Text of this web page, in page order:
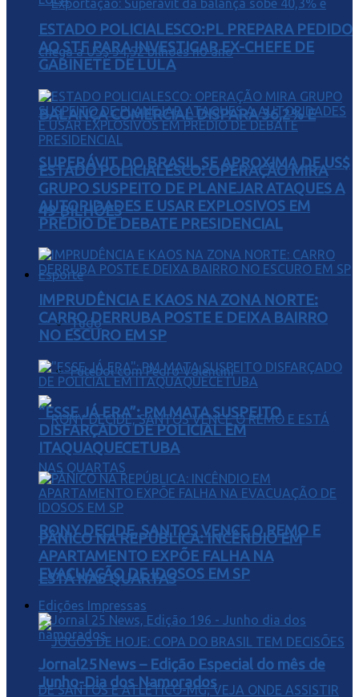
BALANÇA COMERCIAL DISPARA 36,2% E
SUPERÁVIT DO BRASIL SE APROXIMA DE US$
49 BILHÕES
Esporte
Tudo
Futebol com Pedro Valentini
RONY DECIDE, SANTOS VENCE O REMO E
ESTÁ NAS QUARTAS
ESTADO POLICIALESCO:PL PREPARA PEDIDO
AO STF PARA INVESTIGAR EX-CHEFE DE
GABINETE DE LULA
ESTADO POLICIALESCO: OPERAÇÃO MIRA
GRUPO SUSPEITO DE PLANEJAR ATAQUES A
AUTORIDADES E USAR EXPLOSIVOS EM
PRÉDIO DE DEBATE PRESIDENCIAL
IMPRUDÊNCIA E KAOS NA ZONA NORTE:
CARRO DERRUBA POSTE E DEIXA BAIRRO
NO ESCURO EM SP
“ESSE JÁ ERA”: PM MATA SUSPEITO
DISFARÇADO DE POLICIAL EM
ITAQUAQUECETUBA
PÂNICO NA REPÚBLICA: INCÊNDIO EM
APARTAMENTO EXPÕE FALHA NA
EVACUAÇÃO DE IDOSOS EM SP
Edições Impressas
Jornal25News – Edição Especial do mês de
Junho-Dia dos Namorados